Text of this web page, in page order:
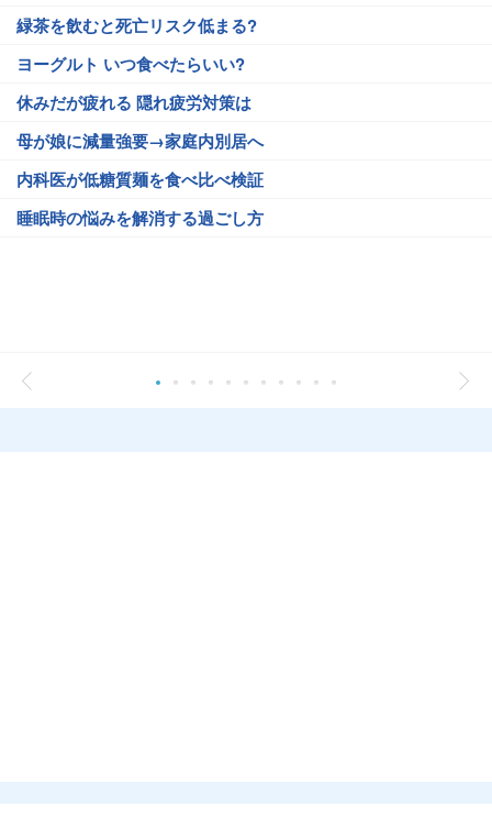
緑茶を飲むと死亡リスク低まる?
ヨーグルト いつ食べたらいい?
休みだが疲れる 隠れ疲労対策は
母が娘に減量強要→家庭内別居へ
内科医が低糖質麺を食べ比べ検証
睡眠時の悩みを解消する過ごし方